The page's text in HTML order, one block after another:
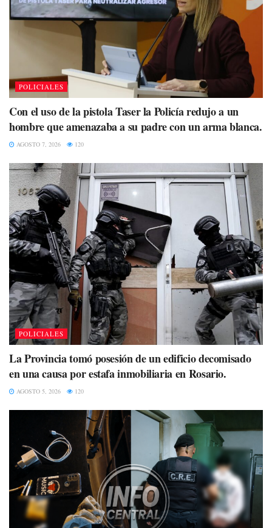
POLICIALES
Con el uso de la pistola Taser la Policía redujo a un
hombre que amenazaba a su padre con un arma blanca.
AGOSTO 7, 2026 120
POLICIALES
La Provincia tomó posesión de un edificio decomisado
en una causa por estafa inmobiliaria en Rosario.
AGOSTO 5, 2026 120